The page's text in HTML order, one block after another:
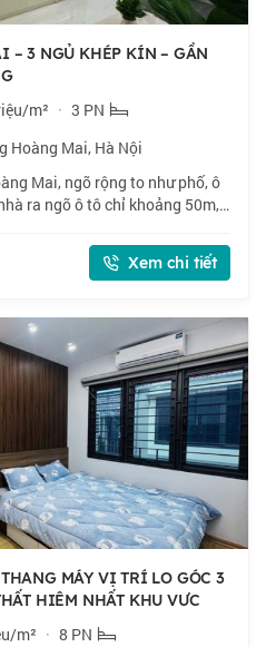
– 3 NGỦ KHÉP KÍN – GẦN
m² · 3 PN
Hoàng Mai, Hà Nội
Mai, ngõ rộng to như phố, ô
ra ngõ ô tô chỉ khoảng 50m,
Xem chi tiết
MÁY VỊ TRÍ LO GÓC 3
HIÊM NHẤT KHU VƯC
m² · 8 PN